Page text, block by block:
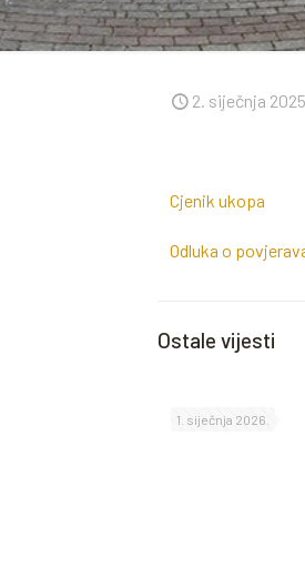
2. siječnja
Cjenik ukopa
Odluka o
Ostale vijesti
1. siječnja 2026.